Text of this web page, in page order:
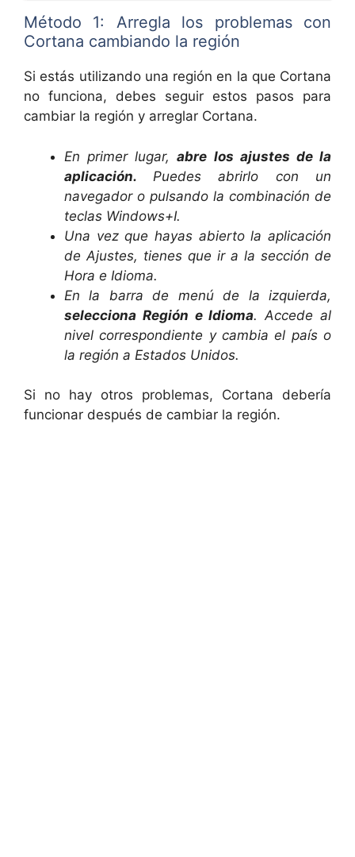
Método 1: Arregla los problemas con
Cortana cambiando la región
Si estás utilizando una región en la que Cortana
no funciona, debes seguir estos pasos para
cambiar la región y arreglar Cortana.
En primer lugar,abre los ajustes de la
aplicación. Puedes abrirlo con un
navegador o pulsando la combinación de
teclas Windows+I.
Una vez que hayas abierto la aplicación
de Ajustes, tienes que ir a la sección de
Hora e Idioma.
En la barra de menú de la izquierda,
selecciona Región e Idioma. Accede al
nivel correspondiente y cambia el país o
la región a Estados Unidos.
Si no hay otros problemas, Cortana debería
funcionar después de cambiar la región.